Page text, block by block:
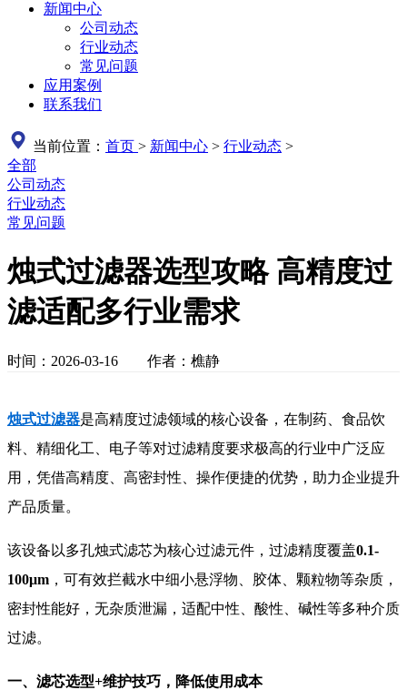
新闻中心
公司动态
行业动态
常见问题
应用案例
联系我们
当前位置： 首页 > 新闻中心 > 行业动态 >
全部
公司动态
行业动态
常见问题
烛式过滤器选型攻略 高精度过
滤适配多行业需求
时间：2026-03-16 作者：樵静
烛式过滤器是高精度过滤领域的核心设备，在制药、食品饮
料、精细化工、电子等对过滤精度要求极高的行业中广泛应
用，凭借高精度、高密封性、操作便捷的优势，助力企业提升
产品质量。
该设备以多孔烛式滤芯为核心过滤元件，过滤精度覆盖0.1-
100μm ，可有效拦截水中细小悬浮物、胶体、颗粒物等杂质，
密封性能好，无杂质泄漏，适配中性、酸性、碱性等多种介质
过滤。
一、滤芯选型+维护技巧，降低使用成本